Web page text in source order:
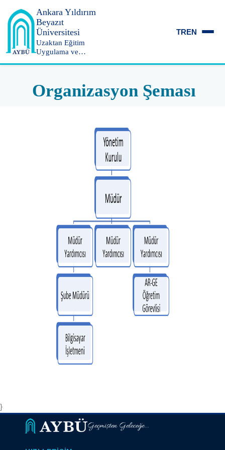
Ankara Yıldırım
Beyazıt
Üniversitesi
Uzaktan Eğitim
Uygulama ve
TREN
Organizasyon Şeması
}
Geçmişten Geleceğe...